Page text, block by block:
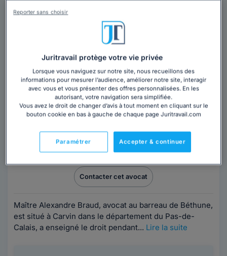
Maître Christophe Lafaye est avocat au barreau de
Bergerac depuis 2008. Généraliste, il accompagne
particuliers, entreprises et associations...
Maître Alexandre BRAUD AVOCAT
Avocat au barreau de Béthune
Pas-de-Calais ,Carvin, 62220
Contacter cet avocat
Maître Alexandre Braud, avocat au barreau de Béthune,
est situé à Carvin dans le département du Pas-de-
Calais, a enseigné le droit pendant... Lire la suite
Juritravail protège votre vie privée
Lorsque vous naviguez sur notre site, nous recueillons des
informations pour mesurer l’audience, améliorer notre site, interagir
avec vous et vous présenter des offres personnalisées. En les
autorisant, votre navigation sera simplifiée.
Vous avez le droit de changer d’avis à tout moment en cliquant sur le
bouton cookie en bas à gauche de chaque page Juritravail.com
Accepter & continuer
Paramétrer
Reporter sans choisir